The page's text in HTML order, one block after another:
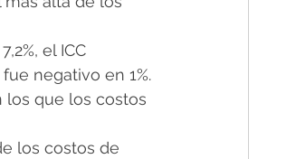
el ICC
negativo en 1%.
los que los costos
los costos de